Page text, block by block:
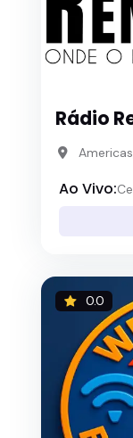
Rádio
Ao Vivo:
0.0